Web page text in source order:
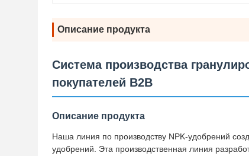
Описание продукта
Система производства
покупателей B2B
Описание продукта
Наша линия по производству NPK-удобрений
удобрений. Эта производственная линия